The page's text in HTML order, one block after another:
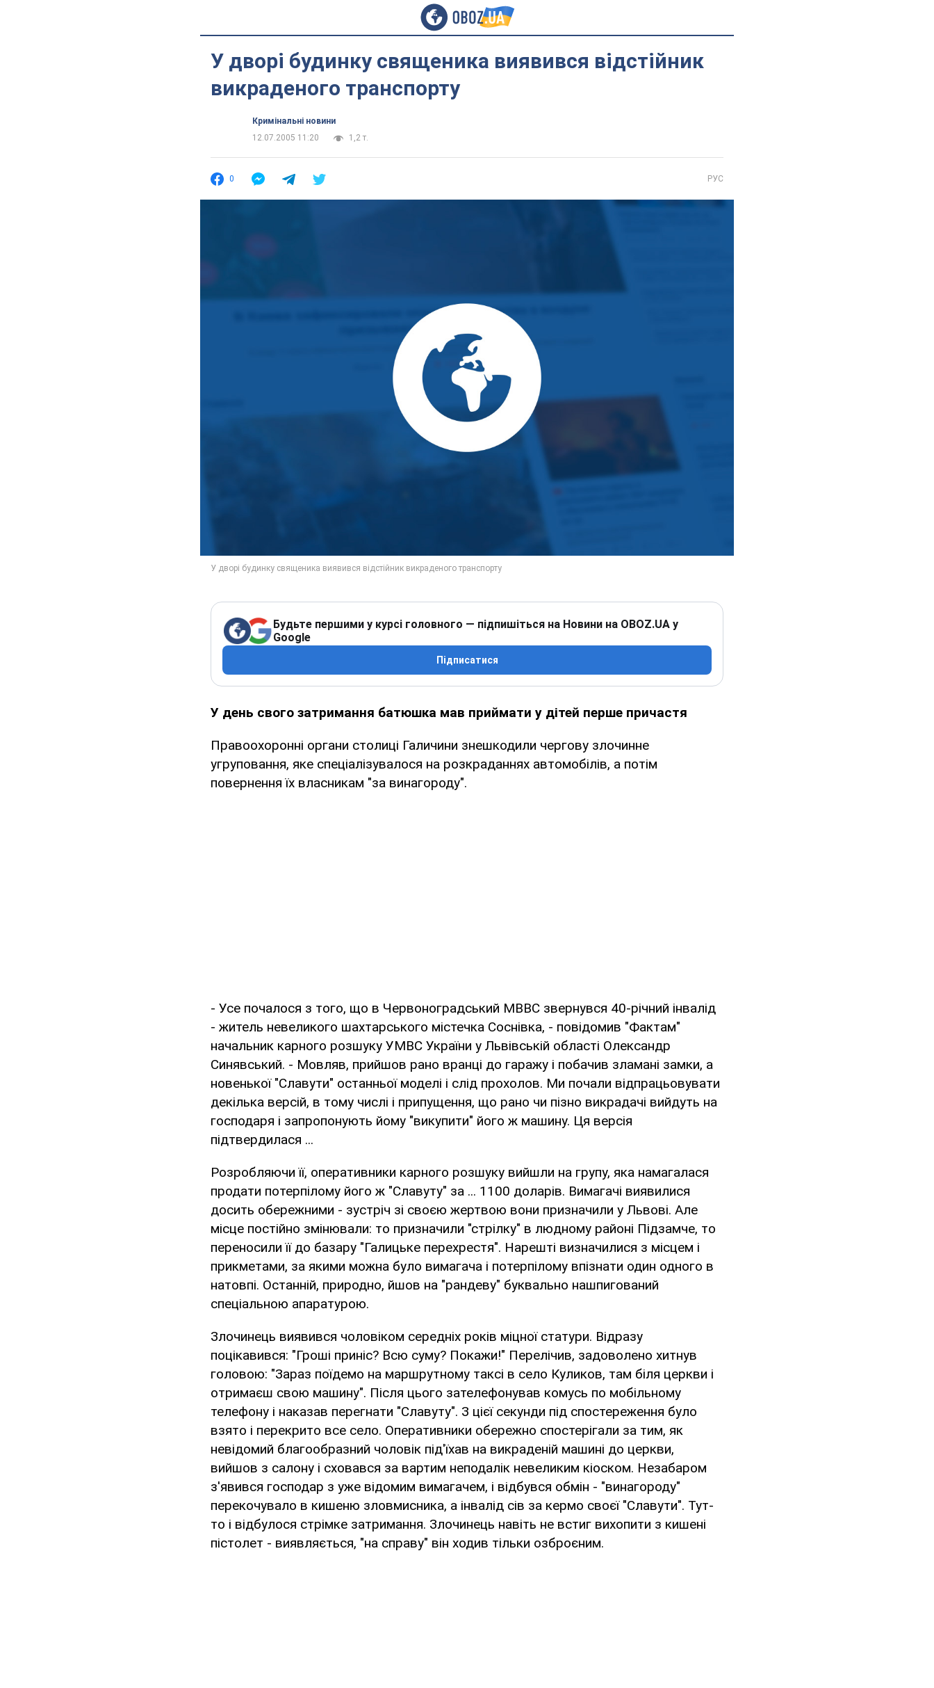
У дворі будинку священика виявився відстійник
викраденого транспорту
Кримінальні новини
12.07.2005 11:20
1,2 т.
0 РУС
Будьте першими у курсі головного — підпишіться на Новини на OBOZ.UA у
Google
Підписатися
У день свого затримання батюшка мав приймати у дітей перше причастя
Правоохоронні органи столиці Галичини знешкодили чергову злочинне
угруповання, яке спеціалізувалося на розкраданнях автомобілів, а потім
повернення їх власникам "за винагороду".
- Усе почалося з того, що в Червоноградський МВВС звернувся 40-річний інвалід
- житель невеликого шахтарського містечка Соснівка, - повідомив "Фактам"
начальник карного розшуку УМВС України у Львівській області Олександр
Синявський. - Мовляв, прийшов рано вранці до гаражу і побачив зламані замки, а
новенької "Славути" останньої моделі і слід прохолов. Ми почали відпрацьовувати
декілька версій, в тому числі і припущення, що рано чи пізно викрадачі вийдуть на
господаря і запропонують йому "викупити" його ж машину. Ця версія
підтвердилася ...
Розробляючи її, оперативники карного розшуку вийшли на групу, яка намагалася
продати потерпілому його ж "Славуту" за ... 1100 доларів. Вимагачі виявилися
досить обережними - зустріч зі своєю жертвою вони призначили у Львові. Але
місце постійно змінювали: то призначили "стрілку" в людному районі Підзамче, то
переносили її до базару "Галицьке перехрестя". Нарешті визначилися з місцем і
прикметами, за якими можна було вимагача і потерпілому впізнати один одного в
натовпі. Останній, природно, йшов на "рандеву" буквально нашпигований
спеціальною апаратурою.
Злочинець виявився чоловіком середніх років міцної статури. Відразу
поцікавився: "Гроші приніс? Всю суму? Покажи!" Перелічив, задоволено хитнув
головою: "Зараз поїдемо на маршрутному таксі в село Куликов, там біля церкви і
отримаєш свою машину". Після цього зателефонував комусь по мобільному
телефону і наказав перегнати "Славуту". З цієї секунди під спостереження було
взято і перекрито все село. Оперативники обережно спостерігали за тим, як
невідомий благообразний чоловік під'їхав на викраденій машині до церкви,
вийшов з салону і сховався за вартим неподалік невеликим кіоском. Незабаром
з'явився господар з уже відомим вимагачем, і відбувся обмін - "винагороду"
перекочувало в кишеню зловмисника, а інвалід сів за кермо своєї "Славути". Тут-
то і відбулося стрімке затримання. Злочинець навіть не встиг вихопити з кишені
пістолет - виявляється, "на справу" він ходив тільки озброєним.